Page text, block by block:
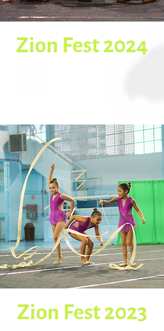
Zion Fest 2024
Zion Fest 2023